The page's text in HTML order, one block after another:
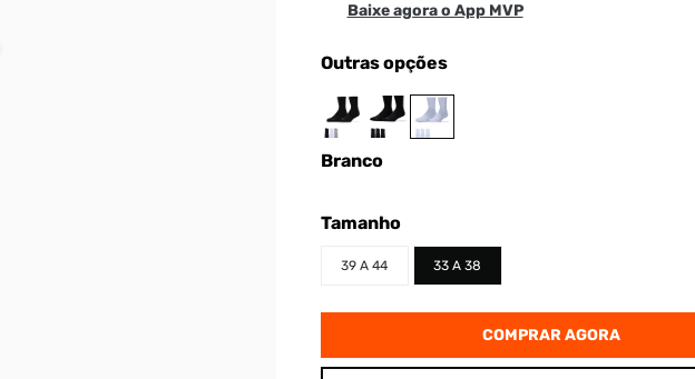
Baixe agora o App MVP
Outras opções
Branco
Tamanho
39 A 44 33 A 38
COMPRAR AGORA